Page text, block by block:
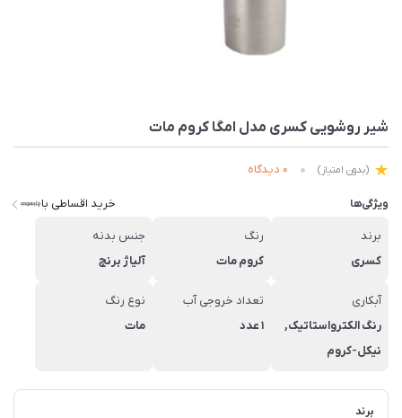
شیر روشویی کسری مدل امگا کروم مات
(بدون امتیاز) 0 دیدگاه
ویژگی‌ها خرید اقساطی با
برند
کسری
رنگ
کروم مات
جنس بدنه
آلیاژ برنج
آبکاری
رنگ الکترواستاتیک,
نیکل-کروم
تعداد خروجی آب
1 عدد
نوع رنگ
مات
برند